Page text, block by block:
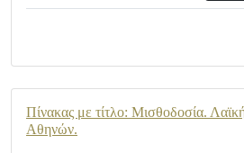
Πίνακας με τίτλο: Μισθοδοσία.
Αθηνών.